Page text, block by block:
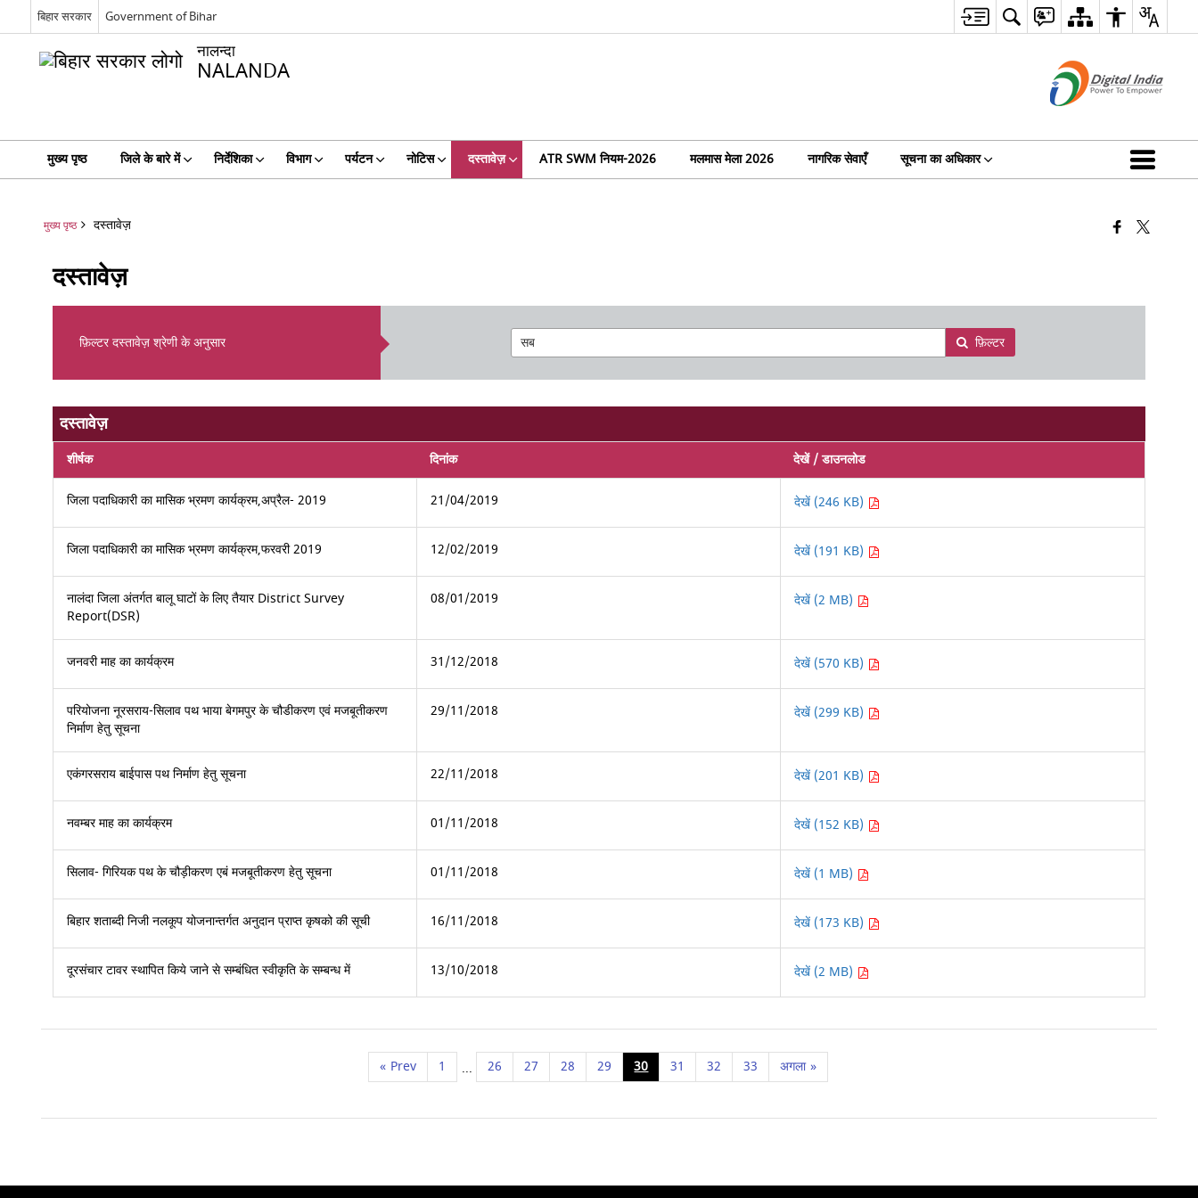
बिहार सरकार Government of Bihar
नालन्दा
NALANDA
मुख्य पृष्ठ जिले के बारे में निर्देशिका विभाग पर्यटन नोटिस दस्तावेज़ ATR SWM नियम-2026 मलमास मेला 2026 नागरिक सेवाएँ सूचना का अधिकार
मुख्य पृष्ठ दस्तावेज़
दस्तावेज़
फ़िल्टर दस्तावेज़ श्रेणी के अनुसार फ़िल्टर
दस्तावेज़
शीर्षक दिनांक देखें / डाउनलोड
जिला पदाधिकारी का मासिक भ्रमण कार्यक्रम,अप्रैल- 2019 21/04/2019 देखें (246 KB)
जिला पदाधिकारी का मासिक भ्रमण कार्यक्रम,फरवरी 2019 12/02/2019 देखें (191 KB)
नालंदा जिला अंतर्गत बालू घाटों के लिए तैयार District Survey
Report(DSR)
08/01/2019 देखें (2 MB)
जनवरी माह का कार्यक्रम 31/12/2018 देखें (570 KB)
परियोजना नूरसराय-सिलाव पथ भाया बेगमपुर के चौडीकरण एवं मजबूतीकरण
निर्माण हेतु सूचना
29/11/2018 देखें (299 KB)
एकंगरसराय बाईपास पथ निर्माण हेतु सूचना 22/11/2018 देखें (201 KB)
नवम्बर माह का कार्यक्रम 01/11/2018 देखें (152 KB)
सिलाव- गिरियक पथ के चौड़ीकरण एबं मजबूतीकरण हेतु सूचना 01/11/2018 देखें (1 MB)
बिहार शताब्दी निजी नलकूप योजनान्तर्गत अनुदान प्राप्त कृषको की सूची 16/11/2018 देखें (173 KB)
दूरसंचार टावर स्थापित किये जाने से सम्बंधित स्वीकृति के सम्बन्ध में 13/10/2018 देखें (2 MB)
« Prev 1 ... 26 27 28 29 30 31 32 33 अगला »